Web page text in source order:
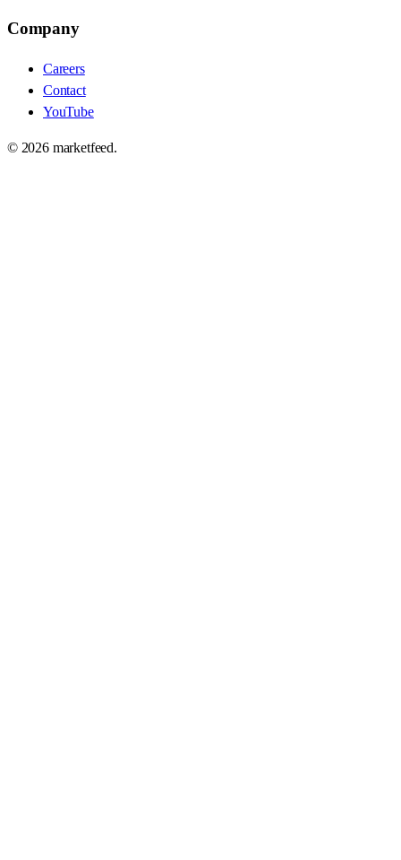
Company
Careers
Contact
YouTube
© 2026marketfeed.